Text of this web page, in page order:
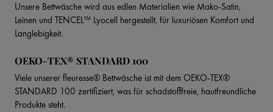
Unsere Bettwäsche wird aus edlen Materialien wie Mako-Satin,
Leinen und TENCEL™ Lyocell hergestellt, für luxuriösen Komfort und
Langlebigkeit.
OEKO-TEX® STANDARD 100
Viele unserer fleuresse® Bettwäsche ist mit dem OEKO-TEX®
STANDARD 100 zertifiziert, was für schadstofffreie, hautfreundliche
Produkte steht.